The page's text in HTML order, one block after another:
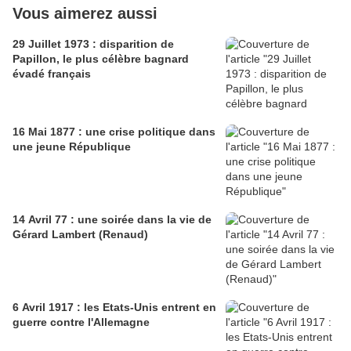
Vous aimerez aussi
29 Juillet 1973 : disparition de
Papillon, le plus célèbre bagnard
évadé français
16 Mai 1877 : une crise politique dans
une jeune République
14 Avril 77 : une soirée dans la vie de
Gérard Lambert (Renaud)
6 Avril 1917 : les Etats-Unis entrent en
guerre contre l'Allemagne